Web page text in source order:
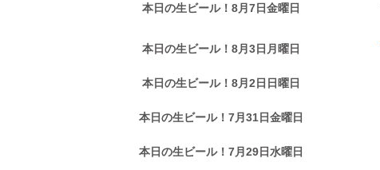
本日の生ビール！8月7日金曜日
本日の生ビール！8月3日月曜日
本日の生ビール！8月2日日曜日
本日の生ビール！7月31日金曜日
本日の生ビール！7月29日水曜日